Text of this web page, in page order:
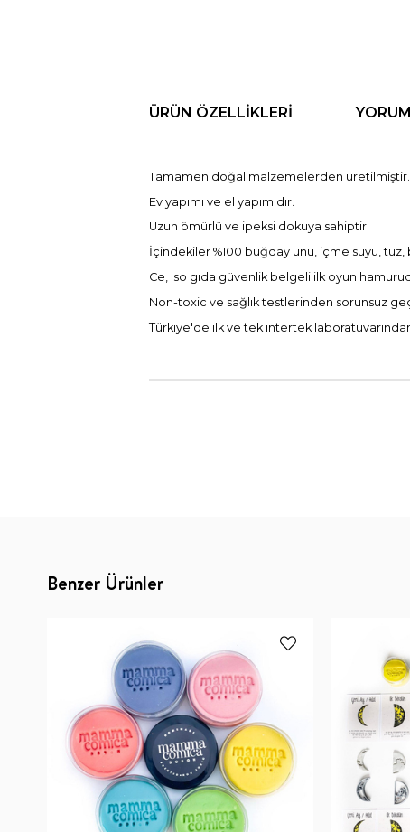
ÜRÜN ÖZELLIKLERI
Tamamen doğal malzemelerden üretilmiştir.
Ev yapımı ve el yapımıdır.
Uzun ömürlü ve ipeksi dokuya sahiptir.
İçindekiler %100 buğday unu, içme suyu, tuz,
Ce, ıso gıda güvenlik belgeli ilk oyun
Non-toxic ve sağlık testlerinden sorunsuz
Türkiye'de ilk ve tek ıntertek
Benzer Ürünler